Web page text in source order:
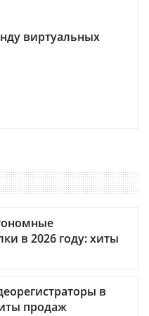
виртуальных
в 2026 году: хиты
в
продаж